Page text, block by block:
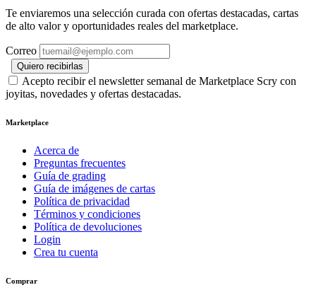
Te enviaremos una selección curada con ofertas destacadas, cartas
de alto valor y oportunidades reales del marketplace.
Correo
Quiero recibirlas
Acepto recibir el newsletter semanal de Marketplace Scry con
joyitas, novedades y ofertas destacadas.
Marketplace
Acerca de
Preguntas frecuentes
Guía de grading
Guía de imágenes de cartas
Política de privacidad
Términos y condiciones
Política de devoluciones
Login
Crea tu cuenta
Comprar